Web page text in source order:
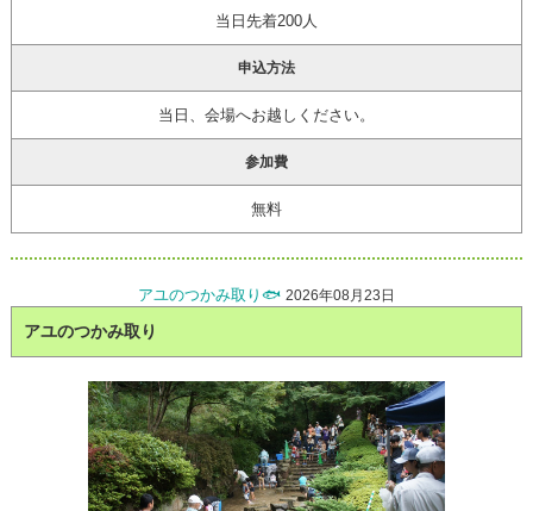
当日先着200人
申込方法
当日、会場へお越しください。
参加費
無料
アユのつかみ取り🐟 2026年08月23日
アユのつかみ取り